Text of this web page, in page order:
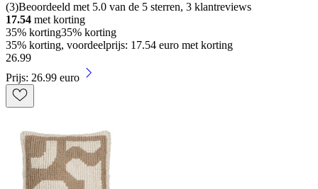
(3)Beoordeeld met 5.0 van de 5 sterren, 3 klantreviews
17.54 met korting
35% korting35% korting
35% korting, voordeelprijs: 17.54 euro met korting
26.99
Prijs: 26.99 euro